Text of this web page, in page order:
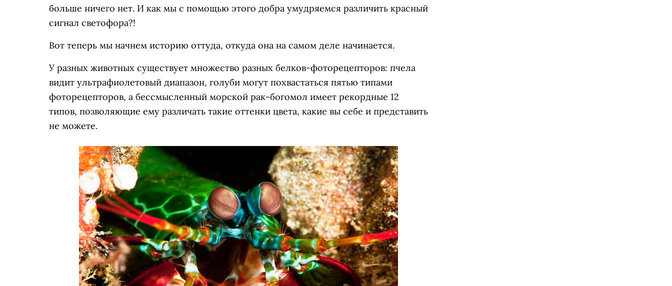
больше ничего нет. И как мы с помощью этого добра умудряемся различить красный
сигнал светофора?!
Вот теперь мы начнем историю оттуда, откуда она на самом деле начинается.
Уразных животных существует множество разных белков-фоторецепторов: пчела
видит ультрафиолетовый диапазон, голуби могут похвастаться пятью типами
фоторецепторов, а бессмысленный морской рак-богомол имеет рекордные 12
типов, позволяющие ему различать такие оттенки цвета, какие вы себе и представить
не можете.